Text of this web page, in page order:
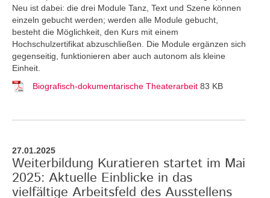
Neu ist dabei: die drei Module Tanz, Text und Szene können
einzeln gebucht werden; werden alle Module gebucht,
besteht die Möglichkeit, den Kurs mit einem
Hochschulzertifikat abzuschließen. Die Module ergänzen sich
gegenseitig, funktionieren aber auch autonom als kleine
Einheit.
Biografisch-dokumentarische Theaterarbeit 83 KB
27.01.2025
Weiterbildung Kuratieren startet im Mai
2025: Aktuelle Einblicke in das
vielfältige Arbeitsfeld des Ausstellens